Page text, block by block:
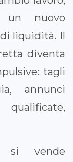
un nuovo
liquidità. Il
diventa
tagli
annunci
si vende